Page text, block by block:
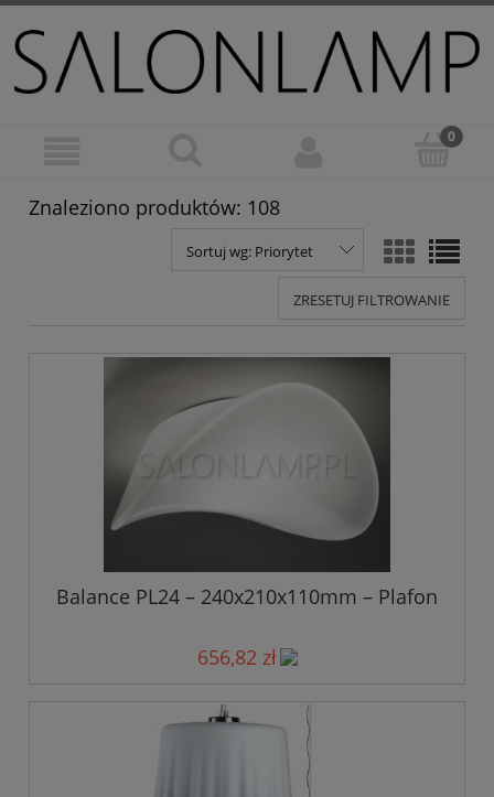
Znaleziono produktów: 108
Sortuj wg: Priorytet
ZRESETUJ FILTROWANIE
Balance PL24 – 240x210x110mm – Plafon
656,82 zł